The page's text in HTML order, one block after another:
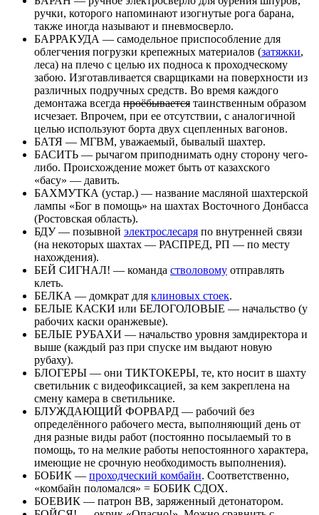
ручки, которого напоминают изогнутые рога барана,
также иногда называют и пневмосверло.
БАРРАКУДА — самодельное приспособление для
облегчения погрузки крепежных материалов (затяжки,
леса) на плечо с целью их подноса к проходческому
забою. Изготавливается сварщиками на поверхности из
различных подручных средств. Во время каждого
демонтажа всегда проёбывается таинственным образом
исчезает. Впрочем, при ее отсутствии, с аналогичной
целью используют борта двух сцепленных вагонов.
БАТЯ — МГВМ, уважаемый, бывалый шахтер.
БАСИТЬ — рычагом приподнимать одну сторону чего-
либо. Происхождение может быть от казахского
«басу» — давить.
БАХМУТКА (устар.) — название масляной шахтерской
лампы «Бог в помощь» на шахтах Восточного Донбасса
(Ростовская область).
БДУ — позывной электрослесаря по внутренней связи
(на некоторых шахтах — РАСПРЕД, РП — по месту
нахождения).
БЕЙ СИГНАЛ! — команда стволовому отправлять
клеть.
БЕЛКА — домкрат для клиновых стоек.
БЕЛЫЕ КАСКИ или БЕЛОГОЛОВЫЕ — начальство (у
рабочих каски оранжевые).
БЕЛЫЕ РУБАХИ — начальство уровня замдиректора и
выше (каждый раз при спуске им выдают новую
рубаху).
БЛОГЕРЫ — они ТИКТОКЕРЫ, те, кто носит в шахту
светильник с видеофиксацией, за кем закреплена на
смену камера в светильнике.
БЛУЖДАЮЩИЙ ФОРВАРД — рабочий без
определённого рабочего места, выполняющий день от
дня разные виды работ (постоянно посылаемый то в
помощь, то на мелкие работы непостоянного характера,
имеющие не срочную необходимость выполнения).
БОБИК — проходческий комбайн. Соответственно,
«комбайн поломался» = БОБИК СДОХ.
БОЕВИК — патрон ВВ, заряженный детонатором.